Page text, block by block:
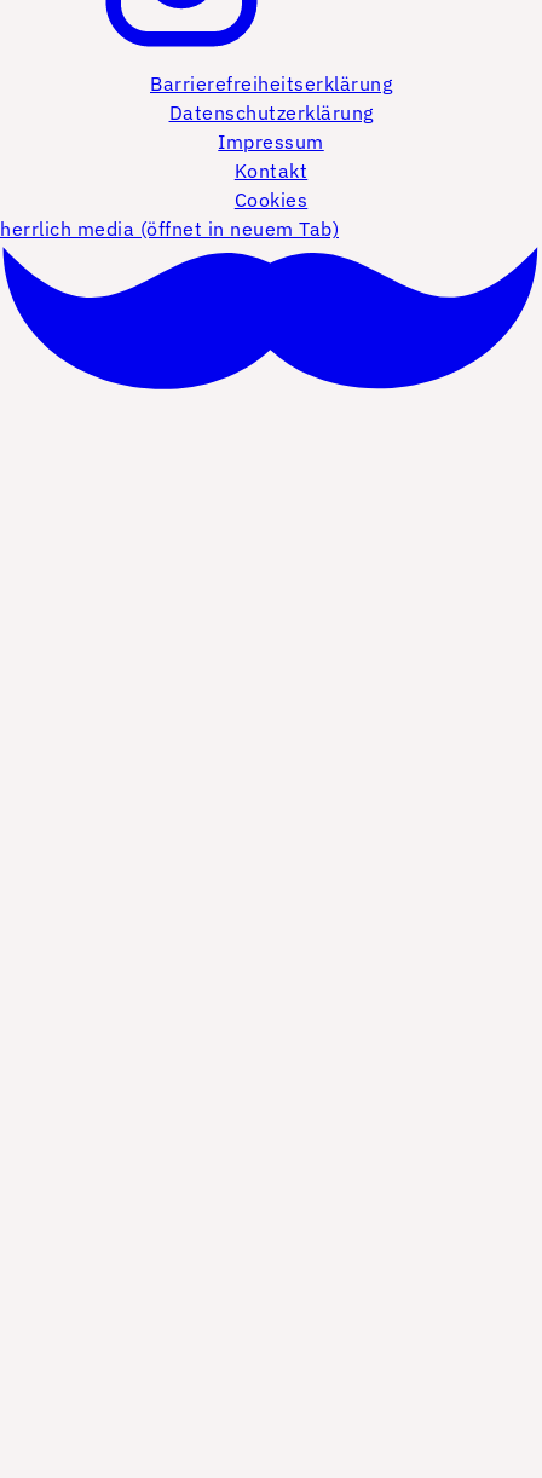
Barrierefreiheitserklärung
Datenschutzerklärung
Impressum
Kontakt
Cookies
herrlich media (öffnet in neuem Tab)